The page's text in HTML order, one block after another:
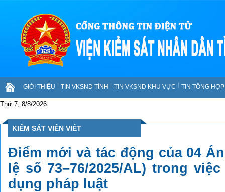
GIỚI THIỆU TIN VKSND TỈNH TIN VKSND KHU VỰC TIN TỔNG
Thứ 7, 8/8/2026
KIỂM SÁT VIÊN VIẾT
Điểm mới và tác động của 04
lệ số 73–76/2025/AL) trong
dụng pháp luật